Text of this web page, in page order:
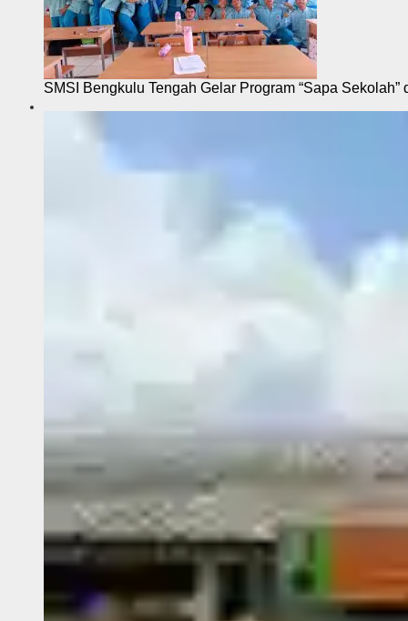
SMSI Bengkulu Tengah Gelar Program “Sapa